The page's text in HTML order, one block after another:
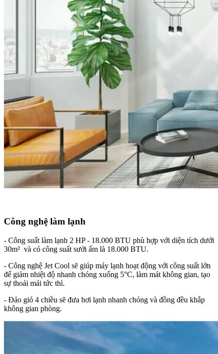
Công nghệ làm lạnh
- Công suất làm lạnh 2 HP - 18.000 BTU phù hợp với diện tích dưới
30m² và có công suất sưởi ấm là 18.000 BTU.
- Công nghệ Jet Cool sẽ giúp máy lạnh hoạt động với công suất lớn
để giảm nhiệt độ nhanh chóng xuống 5°C, làm mát không gian, tạo
sự thoải mái tức thì.
- Đảo gió 4 chiều sẽ đưa hơi lạnh nhanh chóng và đồng đều khắp
không gian phòng.